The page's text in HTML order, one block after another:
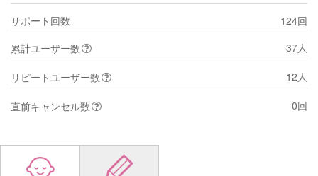
サポート回数
124回
累計ユーザー数
37人
リピートユーザー数 12人
直前キャンセル数 0回